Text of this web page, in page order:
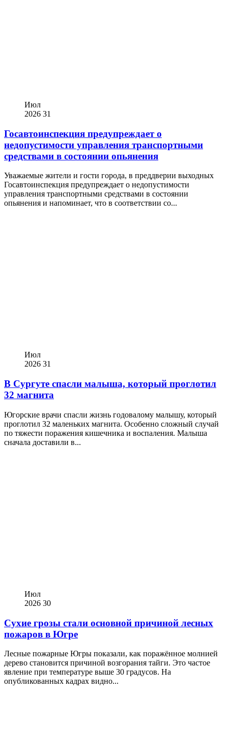
Июл
2026 31
Госавтоинспекция предупреждает о
недопустимости управления транспортными
средствами в состоянии опьянения
Уважаемые жители и гости города, в преддверии выходных
Госавтоинспекция предупреждает о недопустимости
управления транспортными средствами в состоянии
опьянения и напоминает, что в соответствии со...
Июл
2026 31
В Сургуте спасли малыша, который проглотил
32 магнита
Югорские врачи спасли жизнь годовалому малышу, который
проглотил 32 маленьких магнита. Особенно сложный случай
по тяжести поражения кишечника и воспаления. Малыша
сначала доставили в...
Июл
2026 30
Сухие грозы стали основной причиной лесных
пожаров в Югре
Лесные пожарные Югры показали, как поражённое молнией
дерево становится причиной возгорания тайги. Это частое
явление при температуре выше 30 градусов. На
опубликованных кадрах видно...